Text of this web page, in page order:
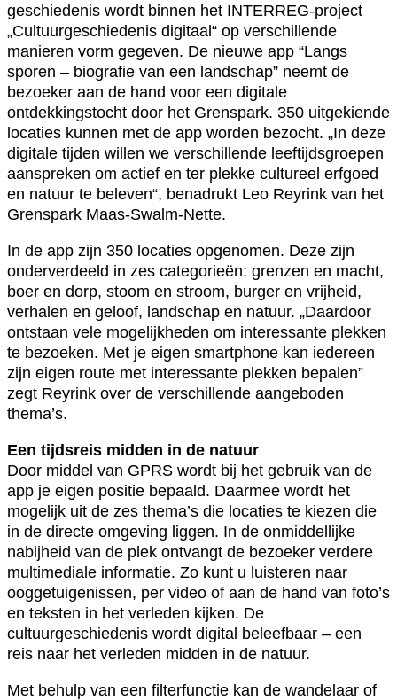
geschiedenis wordt binnen het INTERREG-project
„Cultuurgeschiedenis digitaal“ op verschillende
manieren vorm gegeven. De nieuwe app “Langs
sporen – biografie van een landschap” neemt de
bezoeker aan de hand voor een digitale
ontdekkingstocht door het Grenspark. 350 uitgekiende
locaties kunnen met de app worden bezocht. „In deze
digitale tijden willen we verschillende leeftijdsgroepen
aanspreken om actief en ter plekke cultureel erfgoed
en natuur te beleven“, benadrukt Leo Reyrink van het
Grenspark Maas-Swalm-Nette.
In de app zijn 350 locaties opgenomen. Deze zijn
onderverdeeld in zes categorieën: grenzen en macht,
boer en dorp, stoom en stroom, burger en vrijheid,
verhalen en geloof, landschap en natuur. „Daardoor
ontstaan vele mogelijkheden om interessante plekken
te bezoeken. Met je eigen smartphone kan iedereen
zijn eigen route met interessante plekken bepalen”
zegt Reyrink over de verschillende aangeboden
thema’s.
Een tijdsreis midden in de natuur
Door middel van GPRS wordt bij het gebruik van de
app je eigen positie bepaald. Daarmee wordt het
mogelijk uit de zes thema’s die locaties te kiezen die
in de directe omgeving liggen. In de onmiddellijke
nabijheid van de plek ontvangt de bezoeker verdere
multimediale informatie. Zo kunt u luisteren naar
ooggetuigenissen, per video of aan de hand van foto’s
en teksten in het verleden kijken. De
cultuurgeschiedenis wordt digital beleefbaar – een
reis naar het verleden midden in de natuur.
Met behulp van een filterfunctie kan de wandelaar of